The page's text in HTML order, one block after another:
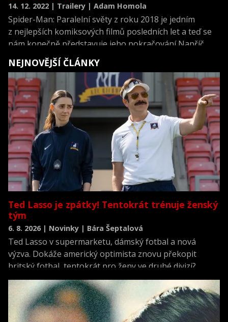
14. 12. 2022 | Trailery | Adam Homola
Spider-Man: Paralelní světy z roku 2018 je jedním
z nejlepších komiksových filmů posledních let a teď se
nám konečně představuje jeho pokračování Napříč
paralelními světy.
NEJNOVĚJŠÍ ČLÁNKY
Ted Lasso je zpátky! Tentokrát trénuje ženský
tým
6. 8. 2026 | Novinky | Bára Šeptalová
Ted Lasso v supermarketu, dámský fotbal a nová
výzva. Dokáže americký optimista znovu překopit
britský fotbal, tentokrát pro ženy ve druhé divizi?